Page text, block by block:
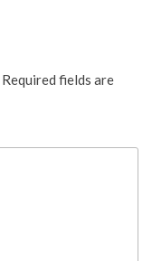
Required fields are